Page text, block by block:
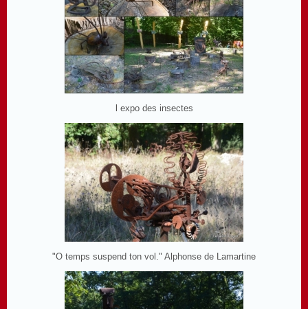
l expo des insectes
"O temps suspend ton vol." Alphonse de Lamartine